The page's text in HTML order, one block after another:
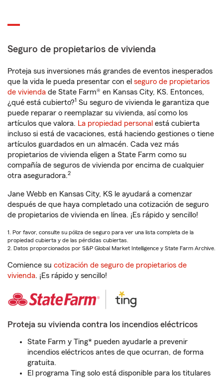
Seguro de propietarios de vivienda
Proteja sus inversiones más grandes de eventos inesperados
que la vida le pueda presentar con el seguro de propietarios
de vivienda de State Farm® en Kansas City, KS. Entonces,
¿qué está cubierto?1 Su seguro de vivienda le garantiza que
puede reparar o reemplazar su vivienda, así como los
artículos que valora. La propiedad personal está cubierta
incluso si está de vacaciones, está haciendo gestiones o tiene
artículos guardados en un almacén. Cada vez más
propietarios de vivienda eligen a State Farm como su
compañía de seguros de vivienda por encima de cualquier
otra aseguradora.2
Jane Webb en Kansas City, KS le ayudará a comenzar
después de que haya completado una cotización de seguro
de propietarios de vivienda en línea. ¡Es rápido y sencillo!
1. Por favor, consulte su póliza de seguro para ver una lista completa de la
propiedad cubierta y de las pérdidas cubiertas.
2. Datos proporcionados por S&P Global Market Intelligence y State Farm Archive.
Comience su cotización de seguro de propietarios de
vivienda. ¡Es rápido y sencillo!
Proteja su vivienda contra los incendios eléctricos
State Farm y Ting* pueden ayudarle a prevenir
incendios eléctricos antes de que ocurran, de forma
gratuita.
El programa Ting solo está disponible para los titulares